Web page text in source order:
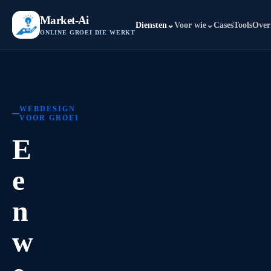
Market-Ai
ONLINE GROEI DIE WERKT
Diensten ⌄Voor wie⌄CasesTools
WEBDESIGN
VOOR GROEI
E
e
n
w